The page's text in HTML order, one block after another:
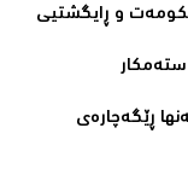
و ڕایگشتیی‌
ڕێگەچارەی